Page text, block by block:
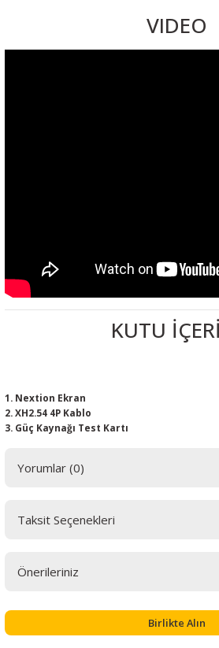
VIDEO
KUTU
Nextion Ekran
XH2.54 4P Kablo
Güç Kaynağı Test Kartı
Yorumlar (0)
Bu ürüne ilk yorumu siz yapın! LÜTFEN
Taksit Seçenekleri
Önerileriniz
Bu ürünün fiyat bilgisi, resim, ürün
yetersiz gördüğünüz noktaları öneri formunu
iletebilirsiniz.
Birlikte Alın